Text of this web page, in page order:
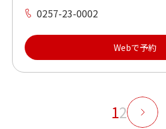
0257-23-0002
Webで予約
12